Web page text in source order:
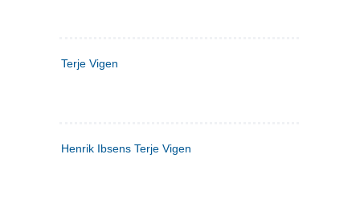
Terje Vigen
Henrik Ibsens Terje Vigen